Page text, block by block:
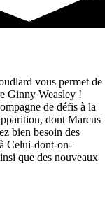
extension pour
vous permet de
Ginny Weasley !
de défis à la
dont Marcus
bien besoin des
Celui-dont-on-
que des nouveaux